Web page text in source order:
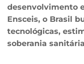
desenvolvimento
Ensceis, o Brasil
tecnológicas,
soberania